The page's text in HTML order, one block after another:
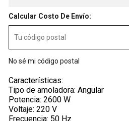
Calcular Costo De Envío:
No sé mi código postal
Características:
Tipo de amoladora: Angular
Potencia: 2600 W
Voltaje: 220 V
Frecuencia: 50 Hz